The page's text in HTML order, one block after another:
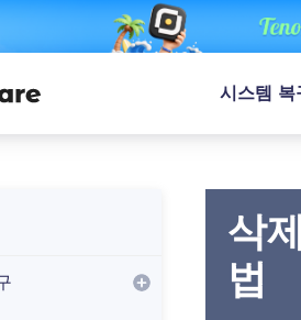
시스템 복
삭
법